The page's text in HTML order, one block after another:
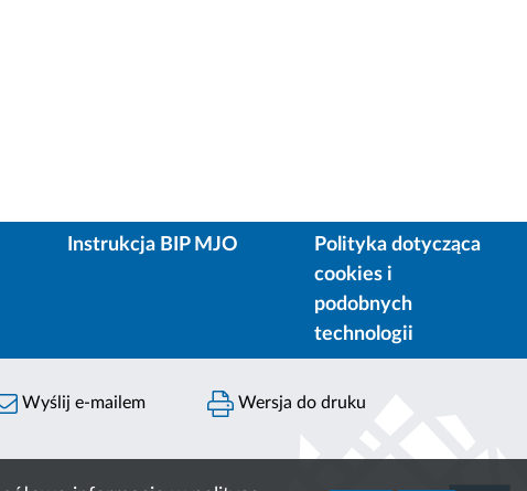
Instrukcja BIP MJO
Polityka dotycząca
cookies i
podobnych
technologii
Wyślij e-mailem Wersja do druku